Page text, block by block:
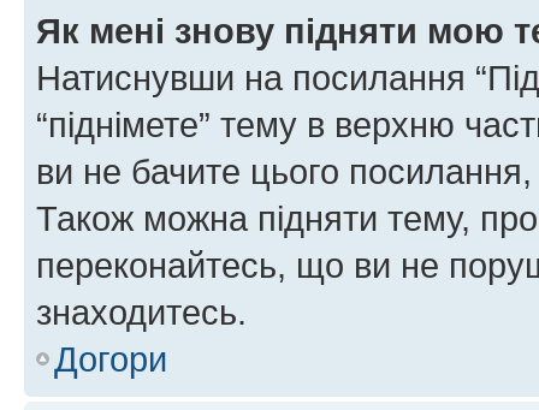
Як мені знову підняти мою
Натиснувши на посилання
“піднімете” тему в верхню
ви не бачите цього
Також можна підняти тему,
переконайтесь, що ви не
знаходитесь.
Догори